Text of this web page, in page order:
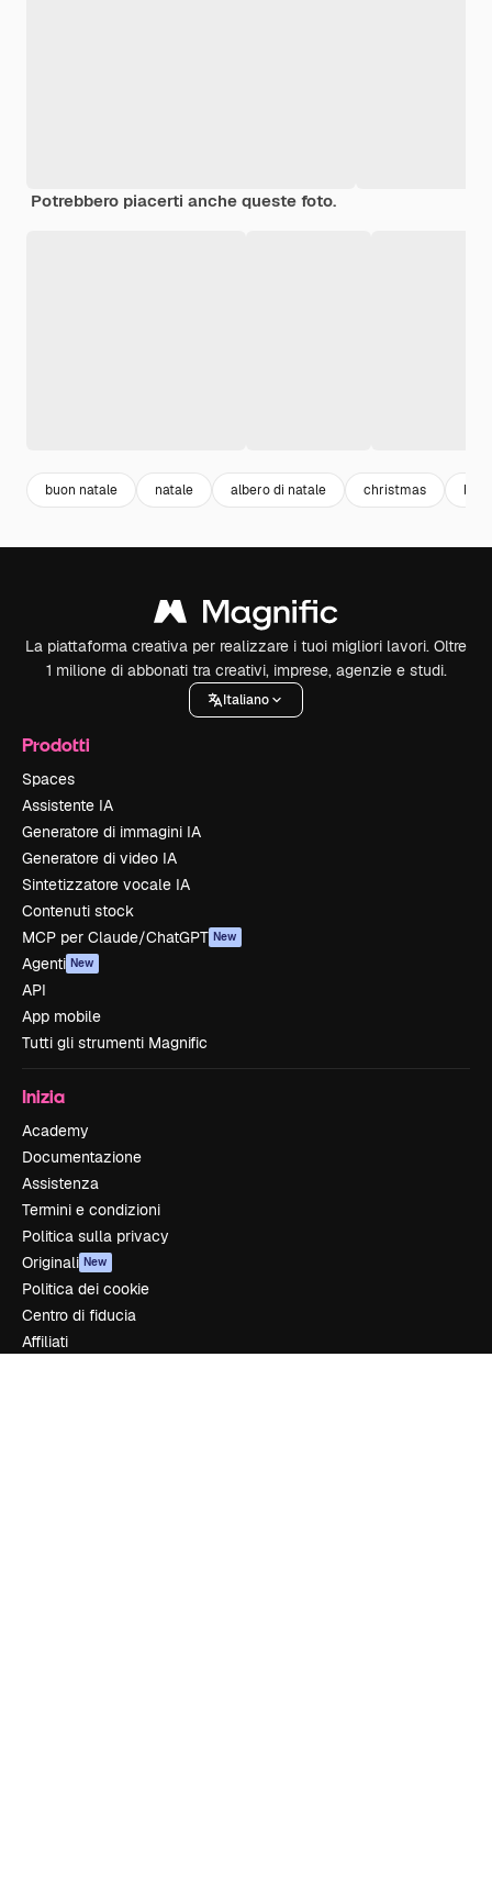
Potrebbero piacerti anche queste foto.
buon natale natale albero di natale christmas
La piattaforma creativa per realizzare i tuoi migliori lavori. Oltre
1 milione di abbonati tra creativi, imprese, agenzie e studi.
Italiano
Prodotti
Spaces
Assistente IA
Generatore di immagini IA
Generatore di video IA
Sintetizzatore vocale IA
Contenuti stock
MCP per Claude/ChatGPT New
Agenti New
API
App mobile
Tutti gli strumenti Magnific
Inizia
Academy
Documentazione
Assistenza
Termini e condizioni
Politica sulla privacy
Originali New
Politica dei cookie
Centro di fiducia
Affiliati